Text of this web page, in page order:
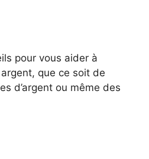
pour vous aider à
que ce soit de
d’argent ou même des